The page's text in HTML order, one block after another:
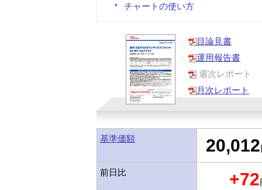
チャートの使い方
目論見書
運用報告書
週次レポート
月次レポート
基準価額 20,012
前日比 +72